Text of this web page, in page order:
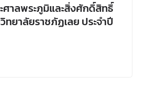
ศาลพระภูมิและสิ่งศักดิ์สิทธิ์
ทยาลัยราชภัฏเลย ประจำปี